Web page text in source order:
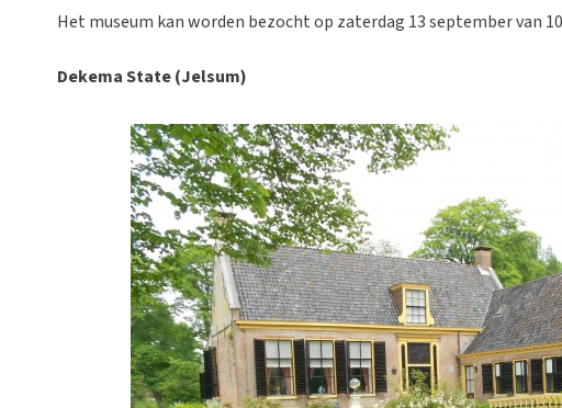
Het museum kan worden bezocht op zaterdag 13 september van
Dekema State (Jelsum)